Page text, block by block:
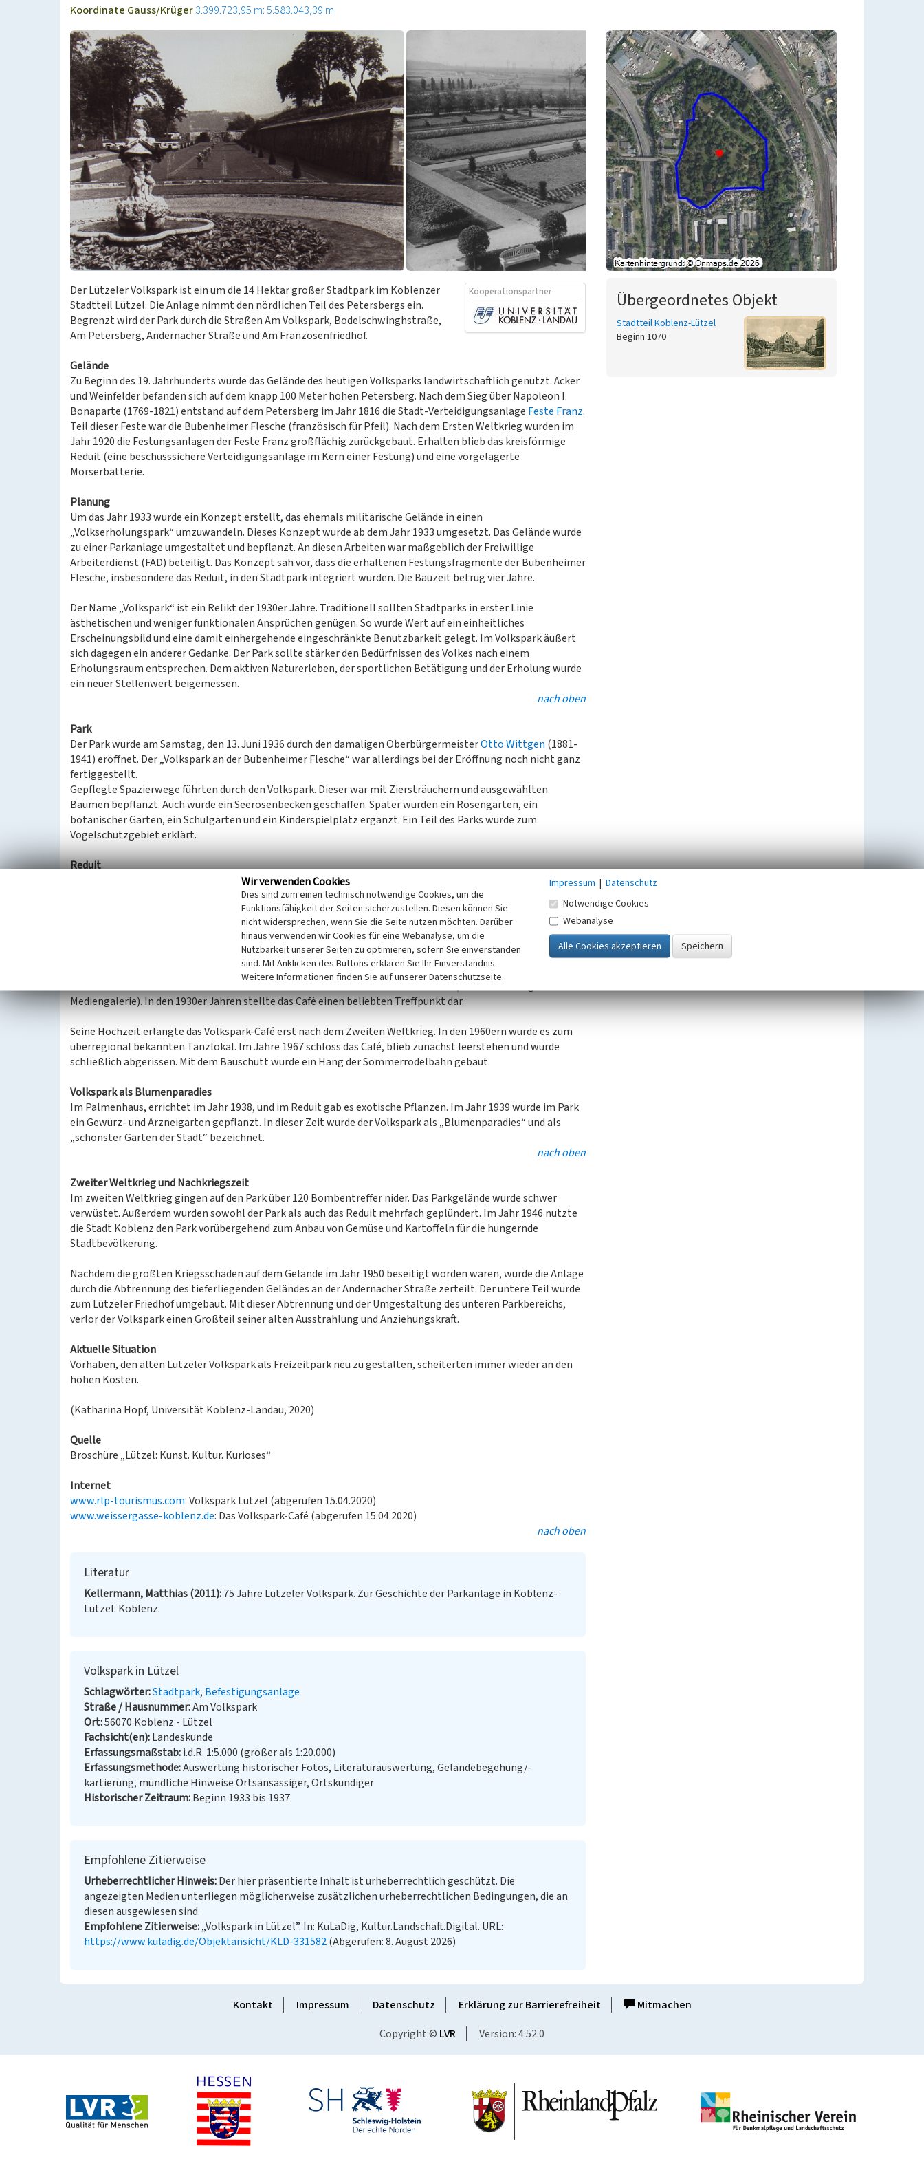
Koordinate Gauss/Krüger3.399.723,95 m: 5.583.043,39 m
Kooperationspartner
Der Lützeler Volkspark ist ein um die 14 Hektar großer Stadtpark im Koblenzer
Stadtteil Lützel. Die Anlage nimmt den nördlichen Teil des Petersbergs ein.
Begrenzt wird der Park durch die Straßen Am Volkspark, Bodelschwinghstraße,
Am Petersberg, Andernacher Straße und Am Franzosenfriedhof.
Gelände
Zu Beginn des 19. Jahrhunderts wurde das Gelände des heutigen Volksparks landwirtschaftlich genutzt. Äcker
und Weinfelder befanden sich auf dem knapp 100 Meter hohen Petersberg. Nach dem Sieg über Napoleon I.
Bonaparte (1769-1821) entstand auf dem Petersberg im Jahr 1816 die Stadt-Verteidigungsanlage Feste Franz.
Teil dieser Feste war die Bubenheimer Flesche (französisch für Pfeil). Nach dem Ersten Weltkrieg wurden im
Jahr 1920 die Festungsanlagen der Feste Franz großflächig zurückgebaut. Erhalten blieb das kreisförmige
Reduit (eine beschusssichere Verteidigungsanlage im Kern einer Festung) und eine vorgelagerte
Mörserbatterie.
Planung
Um das Jahr 1933 wurde ein Konzept erstellt, das ehemals militärische Gelände in einen
„Volkserholungspark“ umzuwandeln. Dieses Konzept wurde ab dem Jahr 1933 umgesetzt. Das Gelände wurde
zu einer Parkanlage umgestaltet und bepflanzt. An diesen Arbeiten war maßgeblich der Freiwillige
Arbeiterdienst (FAD) beteiligt. Das Konzept sah vor, dass die erhaltenen Festungsfragmente der Bubenheimer
Flesche, insbesondere das Reduit, in den Stadtpark integriert wurden. Die Bauzeit betrug vier Jahre.
Der Name „Volkspark“ ist ein Relikt der 1930er Jahre. Traditionell sollten Stadtparks in erster Linie
ästhetischen und weniger funktionalen Ansprüchen genügen. So wurde Wert auf ein einheitliches
Erscheinungsbild und eine damit einhergehende eingeschränkte Benutzbarkeit gelegt. Im Volkspark äußert
sich dagegen ein anderer Gedanke. Der Park sollte stärker den Bedürfnissen des Volkes nach einem
Erholungsraum entsprechen. Dem aktiven Naturerleben, der sportlichen Betätigung und der Erholung wurde
ein neuer Stellenwert beigemessen.
nach oben
Park
Der Park wurde am Samstag, den 13. Juni 1936 durch den damaligen OberbürgermeisterOtto Wittgen (1881-
1941) eröffnet. Der „Volkspark an der Bubenheimer Flesche“ war allerdings bei der Eröffnung noch nicht ganz
fertiggestellt.
Gepflegte Spazierwege führten durch den Volkspark. Dieser war mit Ziersträuchern und ausgewählten
Bäumen bepflanzt. Auch wurde ein Seerosenbecken geschaffen. Später wurden ein Rosengarten, ein
botanischer Garten, ein Schulgarten und ein Kinderspielplatz ergänzt. Ein Teil des Parks wurde zum
Vogelschutzgebiet erklärt.
Reduit
Zentraler Ort im Volkspark war das Reduit als eheamliger Teil der Befestigungsanlage. In den Räumen des
Reduits wurden im Jahr 1937 das Volkspark-Café und 1938 das Palmenhaus eingerichtet. Das Volkspark-Café
wurde ab dem 1. Juli des Jahres 1937 von Josef Kommer betrieben. Vier Räume des restaurierten Reduits
wurden für das Café genutzt. Innerhalb der ehemaligen Verteidigungsmauern wurde eine Außenterrasse
Historische Fotografien geben Aufschluss darüber, wie die Terrasse gestaltet war: Holztische waren mit
Stofftischdecken im Karomuster bedeckt, an den Tischen standen Klappstühle und ausladende
Mediengalerie). In den 1930er Jahren stellte das Café einen beliebten Treffpunkt dar.
Seine Hochzeit erlangte das Volkspark-Café erst nach dem Zweiten Weltkrieg. In den 1960ern wurde es zum
überregional bekannten Tanzlokal. Im Jahre 1967 schloss das Café, blieb zunächst leerstehen und wurde
schließlich abgerissen. Mit dem Bauschutt wurde ein Hang der Sommerrodelbahn gebaut.
Volkspark als Blumenparadies
Im Palmenhaus, errichtet im Jahr 1938, und im Reduit gab es exotische Pflanzen. Im Jahr 1939 wurde im Park
ein Gewürz- und Arzneigarten gepflanzt. In dieser Zeit wurde der Volkspark als „Blumenparadies“ und als
„schönster Garten der Stadt“ bezeichnet.
nach oben
Zweiter Weltkrieg und Nachkriegszeit
Im zweiten Weltkrieg gingen auf den Park über 120 Bombentreffer nider. Das Parkgelände wurde schwer
verwüstet. Außerdem wurden sowohl der Park als auch das Reduit mehrfach geplündert. Im Jahr 1946 nutzte
die Stadt Koblenz den Park vorübergehend zum Anbau von Gemüse und Kartoffeln für die hungernde
Stadtbevölkerung.
Nachdem die größten Kriegsschäden auf dem Gelände im Jahr 1950 beseitigt worden waren, wurde die Anlage
durch die Abtrennung des tieferliegenden Geländes an der Andernacher Straße zerteilt. Der untere Teil wurde
zum Lützeler Friedhof umgebaut. Mit dieser Abtrennung und der Umgestaltung des unteren Parkbereichs,
verlor der Volkspark einen Großteil seiner alten Ausstrahlung und Anziehungskraft.
Aktuelle Situation
Vorhaben, den alten Lützeler Volkspark als Freizeitpark neu zu gestalten, scheiterten immer wieder an den
hohen Kosten.
(Katharina Hopf, Universität Koblenz-Landau, 2020)
Quelle
Broschüre „Lützel: Kunst. Kultur. Kurioses“
Internet
www.rlp-tourismus.com: Volkspark Lützel (abgerufen 15.04.2020)
www.weissergasse-koblenz.de: Das Volkspark-Café (abgerufen 15.04.2020)
nach oben
Literatur
Kellermann, Matthias (2011) 75 Jahre Lützeler Volkspark. Zur Geschichte der Parkanlage in Koblenz-
Lützel. Koblenz.
Volkspark in Lützel
Schlagwörter Stadtpark Befestigungsanlage
Straße / Hausnummer Am Volkspark
Ort 56070 Koblenz - Lützel
Fachsicht(en) Landeskunde
Erfassungsmaßstab i.d.R. 1:5.000 (größer als 1:20.000)
Erfassungsmethode Auswertung historischer Fotos, Literaturauswertung, Geländebegehung/-
kartierung, mündliche Hinweise Ortsansässiger, Ortskundiger
Historischer Zeitraum Beginn 1933 bis 1937
Empfohlene Zitierweise
Urheberrechtlicher Hinweis Der hier präsentierte Inhalt ist urheberrechtlich geschützt. Die
angezeigten Medien unterliegen möglicherweise zusätzlichen urheberrechtlichen Bedingungen, die an
diesen ausgewiesen sind.
Empfohlene Zitierweise „Volkspark in Lützel”. In: KuLaDig, Kultur.Landschaft.Digital. URL:
https://www.kuladig.de/Objektansicht/KLD-331582(Abgerufen: 8. August 2026)
Übergeordnetes Objekt
Stadtteil Koblenz-Lützel
Beginn 1070
Kontakt Impressum Datenschutz Erklärung zur Barrierefreiheit
Mitmachen
Copyright © LVR Version: 4.52.0
Wir verwenden Cookies
Dies sind zum einen technisch notwendige Cookies, um die
Funktionsfähigkeit der Seiten sicherzustellen. Diesen können Sie
nicht widersprechen, wenn Sie die Seite nutzen möchten. Darüber
hinaus verwenden wir Cookies für eine Webanalyse, um die
Nutzbarkeit unserer Seiten zu optimieren, sofern Sie einverstanden
sind. Mit Anklicken des Buttons erklären Sie Ihr Einverständnis.
Weitere Informationen finden Sie auf unserer Datenschutzseite.
Impressum | Datenschutz
Notwendige Cookies
Webanalyse